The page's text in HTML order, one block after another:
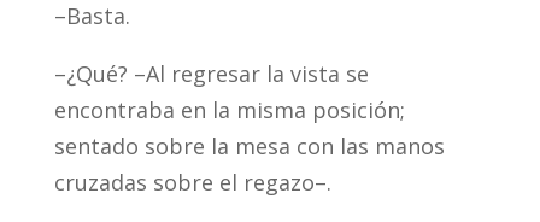
–Basta.
–¿Qué? –Al regresar la vista se
encontraba en la misma posición;
sentado sobre la mesa con las manos
cruzadas sobre el regazo–.